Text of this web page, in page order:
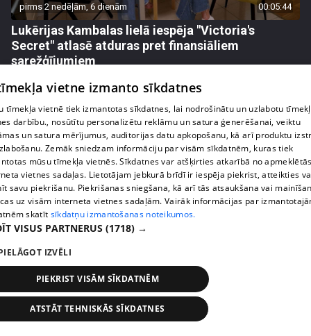
pirms 2 nedēļām, 6 dienām 00:05:44
Lukērijas Kambalas lielā iespēja "Victoria's
Secret" atlasē atduras pret finansiāliem
sarežģījumiem
pirms 2 nedēļām, 6 dienām
Margarita Kolosova atklāti par dronu radīto
nedrošības sajūtu Latgalē
72. epizode
vietne izmanto sīkdatnes
tīmekļa vietnē tiek izmantotas sīkdatnes, lai nodrošinātu un uzlabotu
darbību., nosūtītu personalizētu reklāmu un satura ģenerēšanai, veiktu
un satura mērījumus, auditorijas datu apkopošanu, kā arī produktu
Zemāk sniedzam informāciju par visām sīkdatnēm, kuras tiek
mūsu tīmekļa vietnēs. Sīkdatnes var atšķirties atkarībā no
vietnes sadaļas. Lietotājam jebkurā brīdī ir iespēja piekrist, atteikties
savu piekrišanu. Piekrišanas sniegšana, kā arī tās atsaukšana vai
uz visām interneta vietnes sadaļām. Vairāk informācijas par
skatīt sīkdatņu izmantošanas noteikumos.
VISUS PARTNERUS (1718) →
IZVĒLI
PIEKRIST VISĀM SĪKDATNĒM
ATSTĀT TEHNISKĀS SĪKDATNES